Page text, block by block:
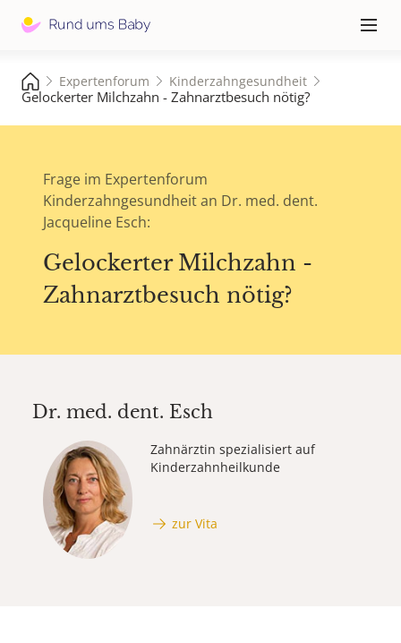
≡
Expertenforum Kinderzahngesundheit
Gelockerter Milchzahn - Zahnarztbesuch nötig?
Frage im Expertenforum
Kinderzahngesundheit an Dr. med. dent.
Jacqueline Esch:
Gelockerter Milchzahn -
Zahnarztbesuch nötig?
Dr. med. dent. Esch
Zahnärztin spezialisiert auf
Kinderzahnheilkunde
zur Vita